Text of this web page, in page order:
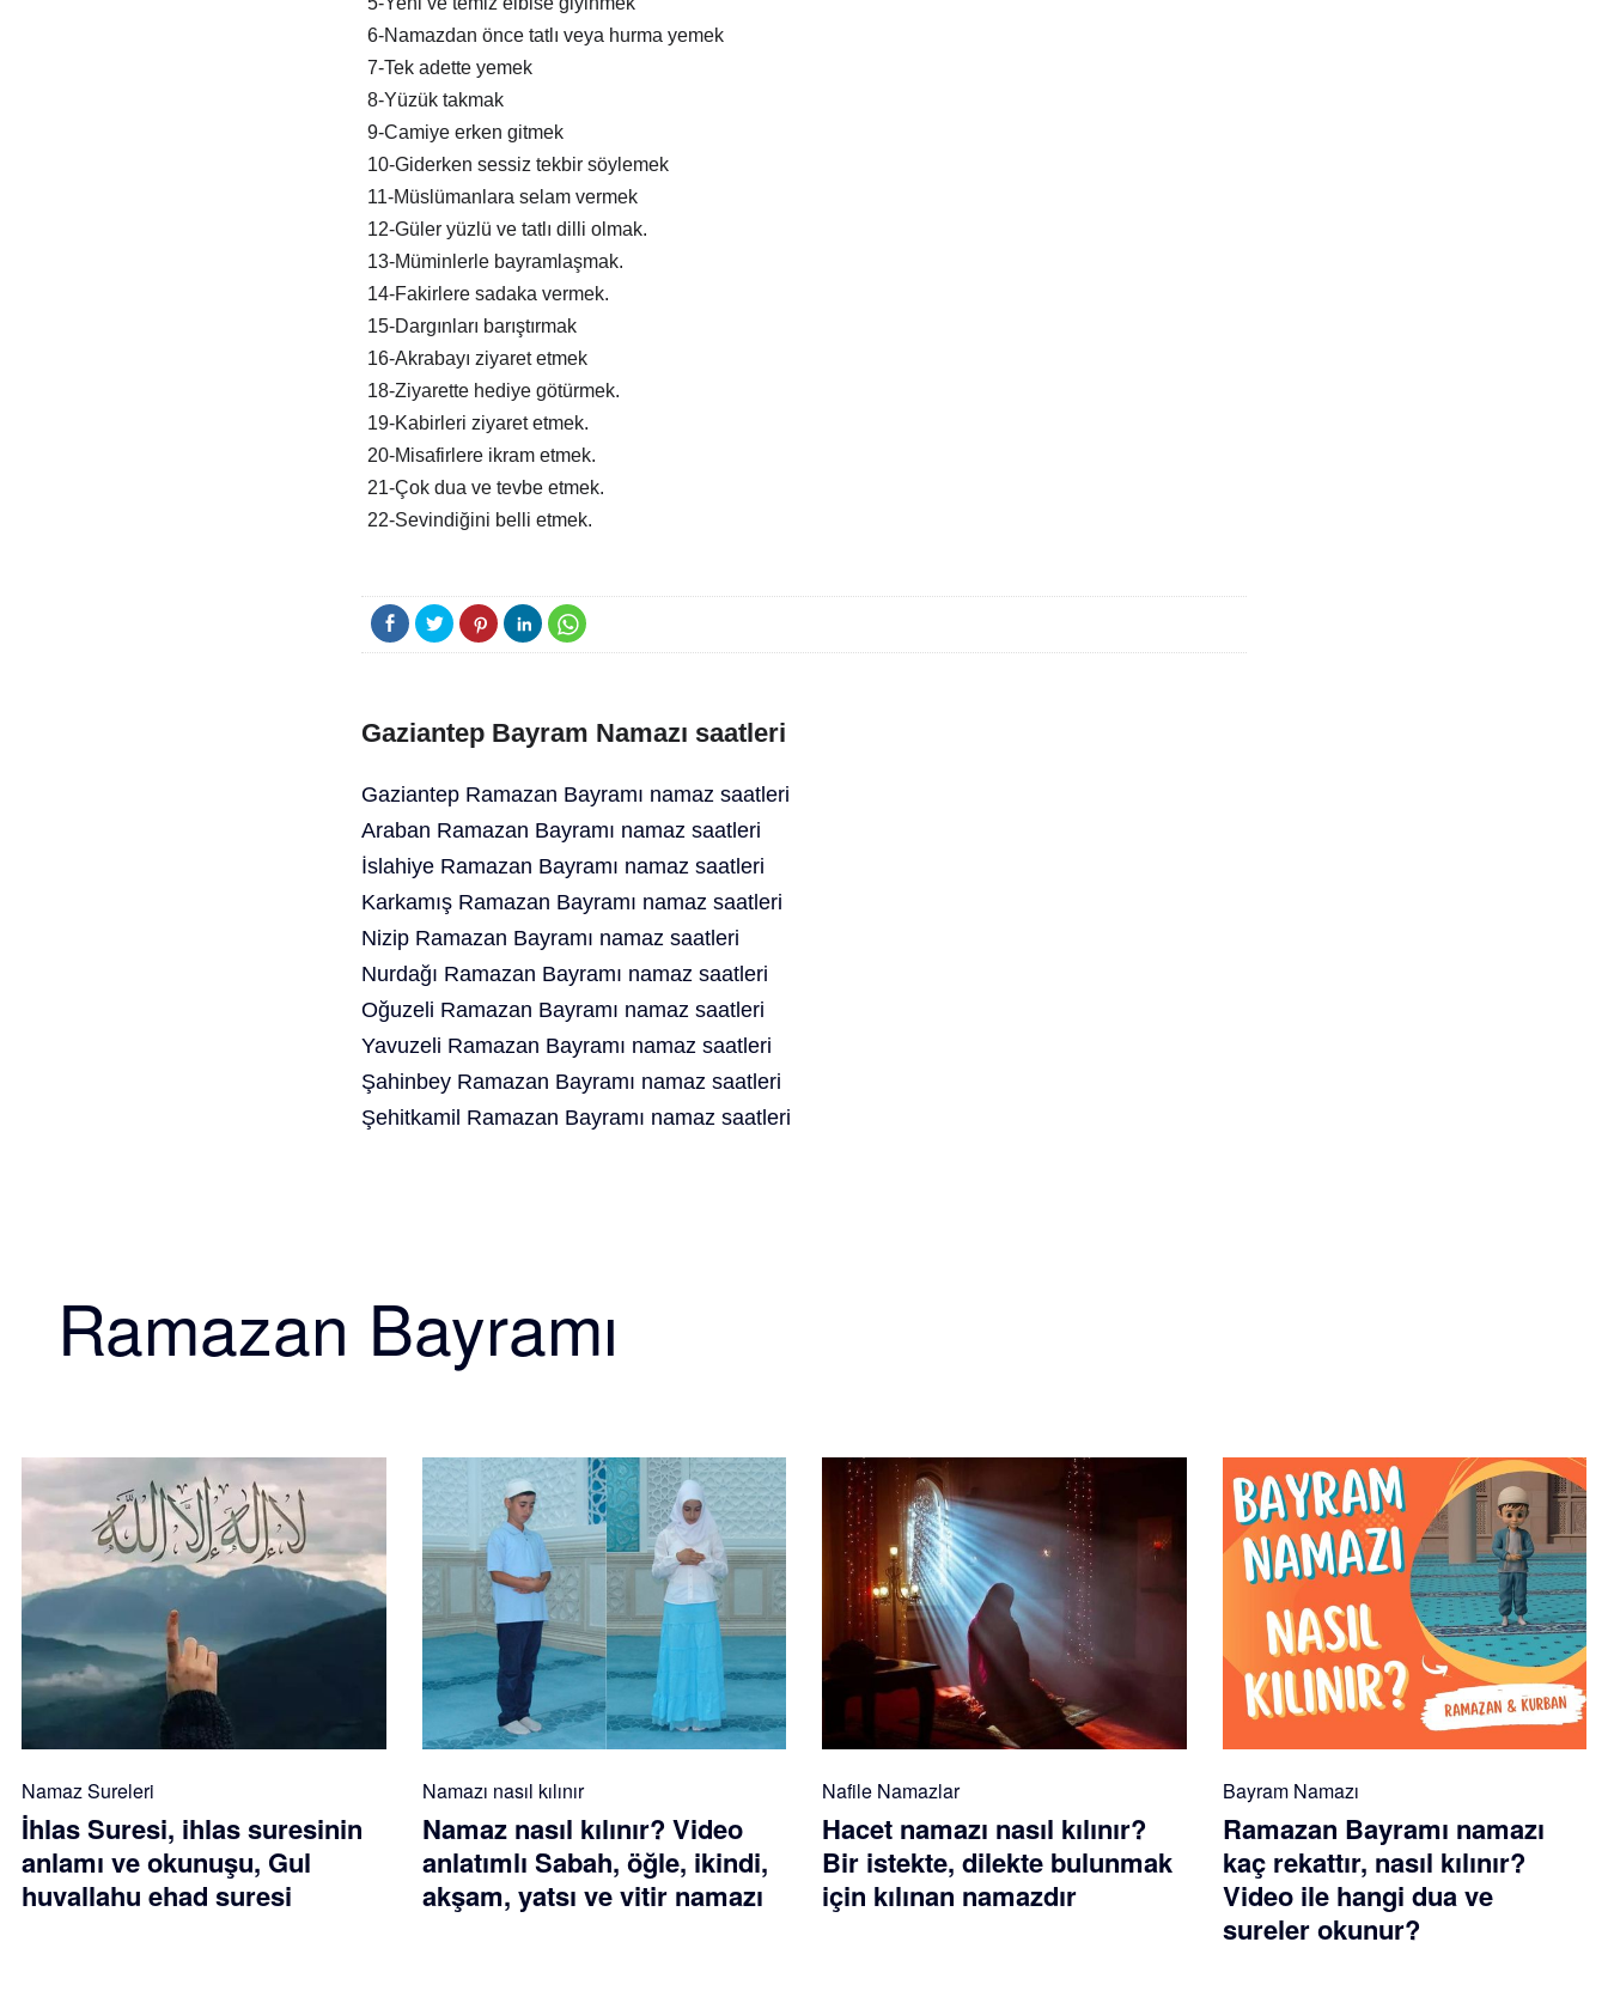
6-Namazdan önce tatlı veya hurma yemek
7-Tek adette yemek
8-Yüzük takmak
9-Camiye erken gitmek
10-Giderken sessiz tekbir söylemek
11-Müslümanlara selam vermek
12-Güler yüzlü ve tatlı dilli olmak.
13-Müminlerle bayramlaşmak.
14-Fakirlere sadaka vermek.
15-Dargınları barıştırmak
16-Akrabayı ziyaret etmek
18-Ziyarette hediye götürmek.
19-Kabirleri ziyaret etmek.
20-Misafirlere ikram etmek.
21-Çok dua ve tevbe etmek.
22-Sevindiğini belli etmek.
Gaziantep Bayram Namazı saatleri
Gaziantep Ramazan Bayramı namaz saatleri
Araban Ramazan Bayramı namaz saatleri
İslahiye Ramazan Bayramı namaz saatleri
Karkamış Ramazan Bayramı namaz saatleri
Nizip Ramazan Bayramı namaz saatleri
Nurdağı Ramazan Bayramı namaz saatleri
Oğuzeli Ramazan Bayramı namaz saatleri
Yavuzeli Ramazan Bayramı namaz saatleri
Şahinbey Ramazan Bayramı namaz saatleri
Şehitkamil Ramazan Bayramı namaz saatleri
Ramazan Bayramı
Namaz Sureleri
İhlas Suresi, ihlas suresinin
anlamı ve okunuşu, Gul
huvallahu ehad suresi
Namazı nasıl kılınır
Namaz nasıl kılınır? Video
anlatımlı Sabah, öğle, ikindi,
akşam, yatsı ve vitir namazı
Nafile Namazlar
Hacet namazı nasıl kılınır?
Bir istekte, dilekte bulunmak
için kılınan namazdır
Bayram Namazı
Ramazan Bayramı namazı
kaç rekattır, nasıl kılınır?
Video ile hangi dua ve
sureler okunur?